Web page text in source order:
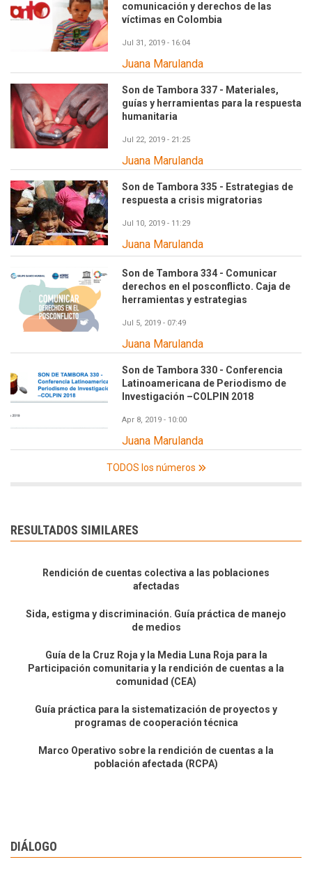
comunicación y derechos de las
víctimas en Colombia
Jul 31, 2019 - 16:04
Juana Marulanda
Son de Tambora 337 - Materiales,
guías y herramientas para la respuesta
humanitaria
Jul 22, 2019 - 21:25
Juana Marulanda
Son de Tambora 335 - Estrategias de
respuesta a crisis migratorias
Jul 10, 2019 - 11:29
Juana Marulanda
Son de Tambora 334 - Comunicar
derechos en el posconflicto. Caja de
herramientas y estrategias
Jul 5, 2019 - 07:49
Juana Marulanda
Son de Tambora 330 - Conferencia
Latinoamericana de Periodismo de
Investigación –COLPIN 2018
Apr 8, 2019 - 10:00
Juana Marulanda
TODOS los números
RESULTADOS SIMILARES
Rendición de cuentas colectiva a las poblaciones
afectadas
Sida, estigma y discriminación. Guía práctica de manejo
de medios
Guía de la Cruz Roja y la Media Luna Roja para la
Participación comunitaria y la rendición de cuentas a la
comunidad (CEA)
Guía práctica para la sistematización de proyectos y
programas de cooperación técnica
Marco Operativo sobre la rendición de cuentas a la
población afectada (RCPA)
DIÁLOGO